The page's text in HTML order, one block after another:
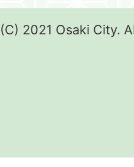
2021 Osaki City.